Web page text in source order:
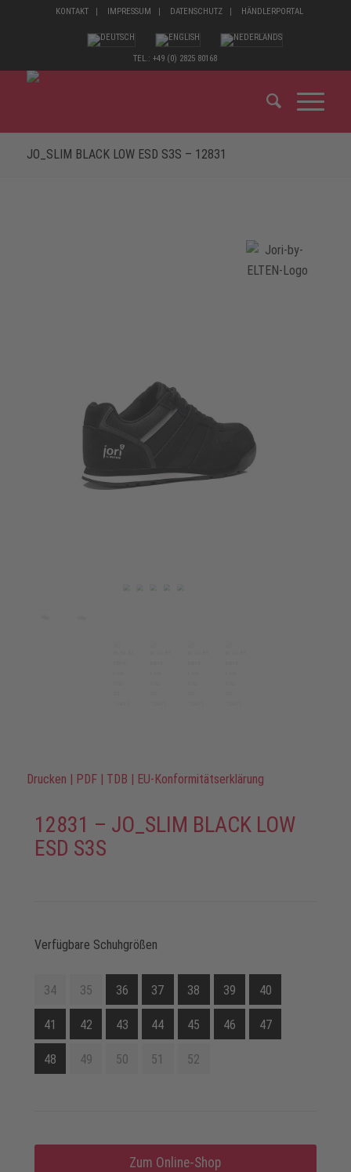
KONTAKT IMPRESSUM DATENSCHUTZ HÄNDLERPORTAL
TEL.: +49 (0) 2825 80168
JO_SLIM BLACK LOW ESD S3S – 12831
Drucken | PDF | TDB | EU-Konformitätserklärung
12831 – JO_SLIM BLACK LOW
ESD S3S
Verfügbare Schuhgrößen
34 35 36 37 38 39 40
41 42 43 44 45 46 47
48 49 50 51 52
Zum Online-Shop